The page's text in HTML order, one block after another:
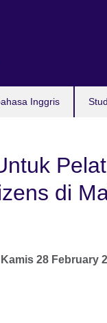
Inggris
di
Kamis 28 February